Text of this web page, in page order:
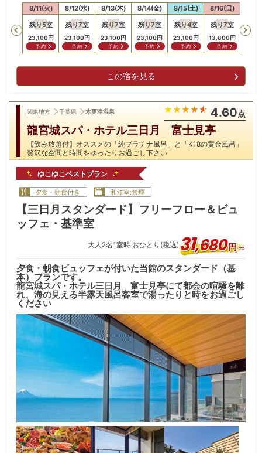
Previous
8/11(火)
残り 5室
23,100円
予約
8/12(水)
残り7室
23,100円
予約
8/13(木)
残り7室
23,100円
予約
8/14(金)
残り7室
23,100円
予約
8/15(土)
残り4室
23,100円
予約
8/16(日)
残り7室
13,800円
予約
残り
この宿を見る
関東地方 千葉県 木更津温泉 4.60点
龍宮城スパ・ホテル三日月 富士見亭
【飲み放題付】オススメの「純プラチナ風呂」と「K18の黄金風呂」
贅沢な空間と時間をゆったりお過ごし下さい
ゆこゆこベストプラン
夕食・朝食付き 和洋室:禁煙
【三日月スタンダード】フリーフロー＆ビュ
ッフェ・基準室
大人 2名1室時 おひとり(税込)31,680円～
夕食・朝食ビュッフェが付いた当館のスタンダード（基
本）プランです。
龍宮城スパ・ホテル三日月 富士見亭にて都会の喧騒を離
れ、海の見える半露天風呂客室で湯ったりと時をお過ごし
ください